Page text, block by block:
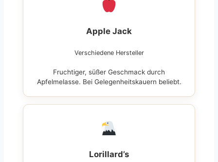
Apple Jack
Verschiedene Hersteller
Fruchtiger, süßer Geschmack durch
Apfelmelasse. Bei Gelegenheitskauern beliebt.
Lorillard’s